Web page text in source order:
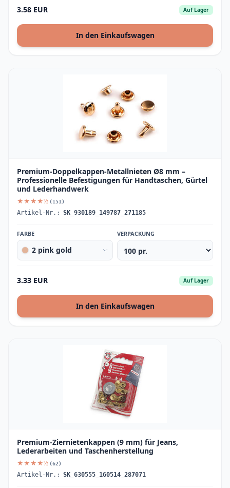
3.58 EUR Auf Lager
In den Einkaufswagen
Premium-Doppelkappen-Metallnieten Ø8 mm –
Professionelle Befestigungen für Handtaschen, Gürtel
und Lederhandwerk
★★★★½ (151)
Artikel-Nr.: SK_930189_149787_271185
FARBE
2 pink gold
VERPACKUNG
3.33 EUR Auf Lager
In den Einkaufswagen
Premium-Ziernietenkappen (9 mm) für Jeans,
Lederarbeiten und Taschenherstellung
★★★★½ (62)
Artikel-Nr.: SK_630555_160514_287071